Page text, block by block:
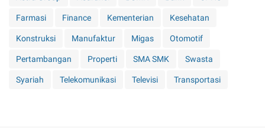
Farmasi Finance Kementerian Kesehatan
Konstruksi Manufaktur Migas Otomotif
Pertambangan Properti SMA SMK Swasta
Syariah Telekomunikasi Televisi Transportasi